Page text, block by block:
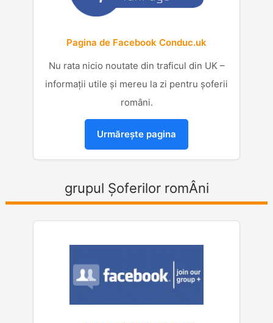
Pagina de Facebook Conduc.uk
Nu rata nicio noutate din traficul din UK –
informații utile și mereu la zi pentru șoferii
români.
Urmărește pagina
grupul Șoferilor romÂni